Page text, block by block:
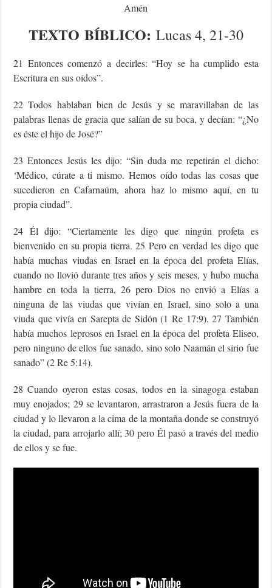
Amén
TEXTO BÍBLICO: Lucas 4, 21-30
21 Entonces comenzó a decirles: “Hoy se ha cumplido esta
Escritura en sus oídos”.
22 Todos hablaban bien de Jesús y se maravillaban de las
palabras llenas de gracia que salían de su boca, y decían: “¿No
es éste el hijo de José?”
23 Entonces Jesús les dijo: “Sin duda me repetirán el dicho:
‘Médico, cúrate a ti mismo. Hemos oído todas las cosas que
sucedieron en Cafarnaúm, ahora haz lo mismo aquí, en tu
propia ciudad”.
24 Él dijo: “Ciertamente les digo que ningún profeta es
bienvenido en su propia tierra. 25 Pero en verdad les digo que
había muchas viudas en Israel en la época del profeta Elías,
cuando no llovió durante tres años y seis meses, y hubo mucha
hambre en toda la tierra, 26 pero Dios no envió a Elías a
ninguna de las viudas que vivían en Israel, sino solo a una
viuda que vivía en Sarepta de Sidón (1 Re 17:9). 27 También
había muchos leprosos en Israel en la época del profeta Eliseo,
pero ninguno de ellos fue sanado, sino solo Naamán el sirio fue
sanado” (2 Re 5:14).
28 Cuando oyeron estas cosas, todos en la sinagoga estaban
muy enojados; 29 se levantaron, arrastraron a Jesús fuera de la
ciudad y lo llevaron a la cima de la montaña donde se construyó
la ciudad, para arrojarlo allí; 30 pero Él pasó a través del medio
de ellos y se fue.